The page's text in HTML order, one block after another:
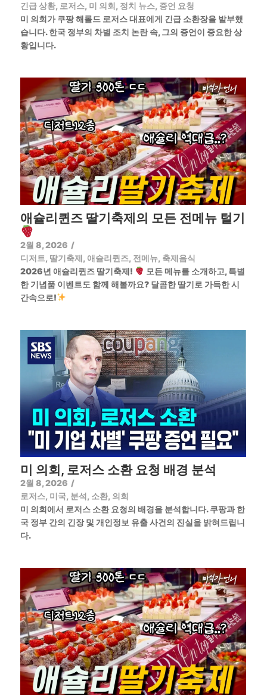
긴급 상황, 로저스, 미 의회, 정치 뉴스, 증언 요청
미 의회가 쿠팡 해롤드 로저스 대표에게 긴급 소환장을 발부했
습니다. 한국 정부의 차별 조치 논란 속, 그의 증언이 중요한 상
황입니다.
애슐리퀸즈 딸기축제의 모든 전메뉴 털기
2월 8, 2026 /
디저트, 딸기축제, 애슐리퀸즈, 전메뉴, 축제음식
2026년 애슐리퀸즈 딸기축제!
모든 메뉴를 소개하고, 특별
한 기념품 이벤트도 함께 해볼까요? 달콤한 딸기로 가득한 시
간속으로!
미 의회, 로저스 소환 요청 배경 분석
2월 8, 2026 /
로저스, 미국, 분석, 소환, 의회
미 의회에서 로저스 소환 요청의 배경을 분석합니다. 쿠팡과 한
국 정부 간의 긴장 및 개인정보 유출 사건의 진실을 밝혀드립니
다.